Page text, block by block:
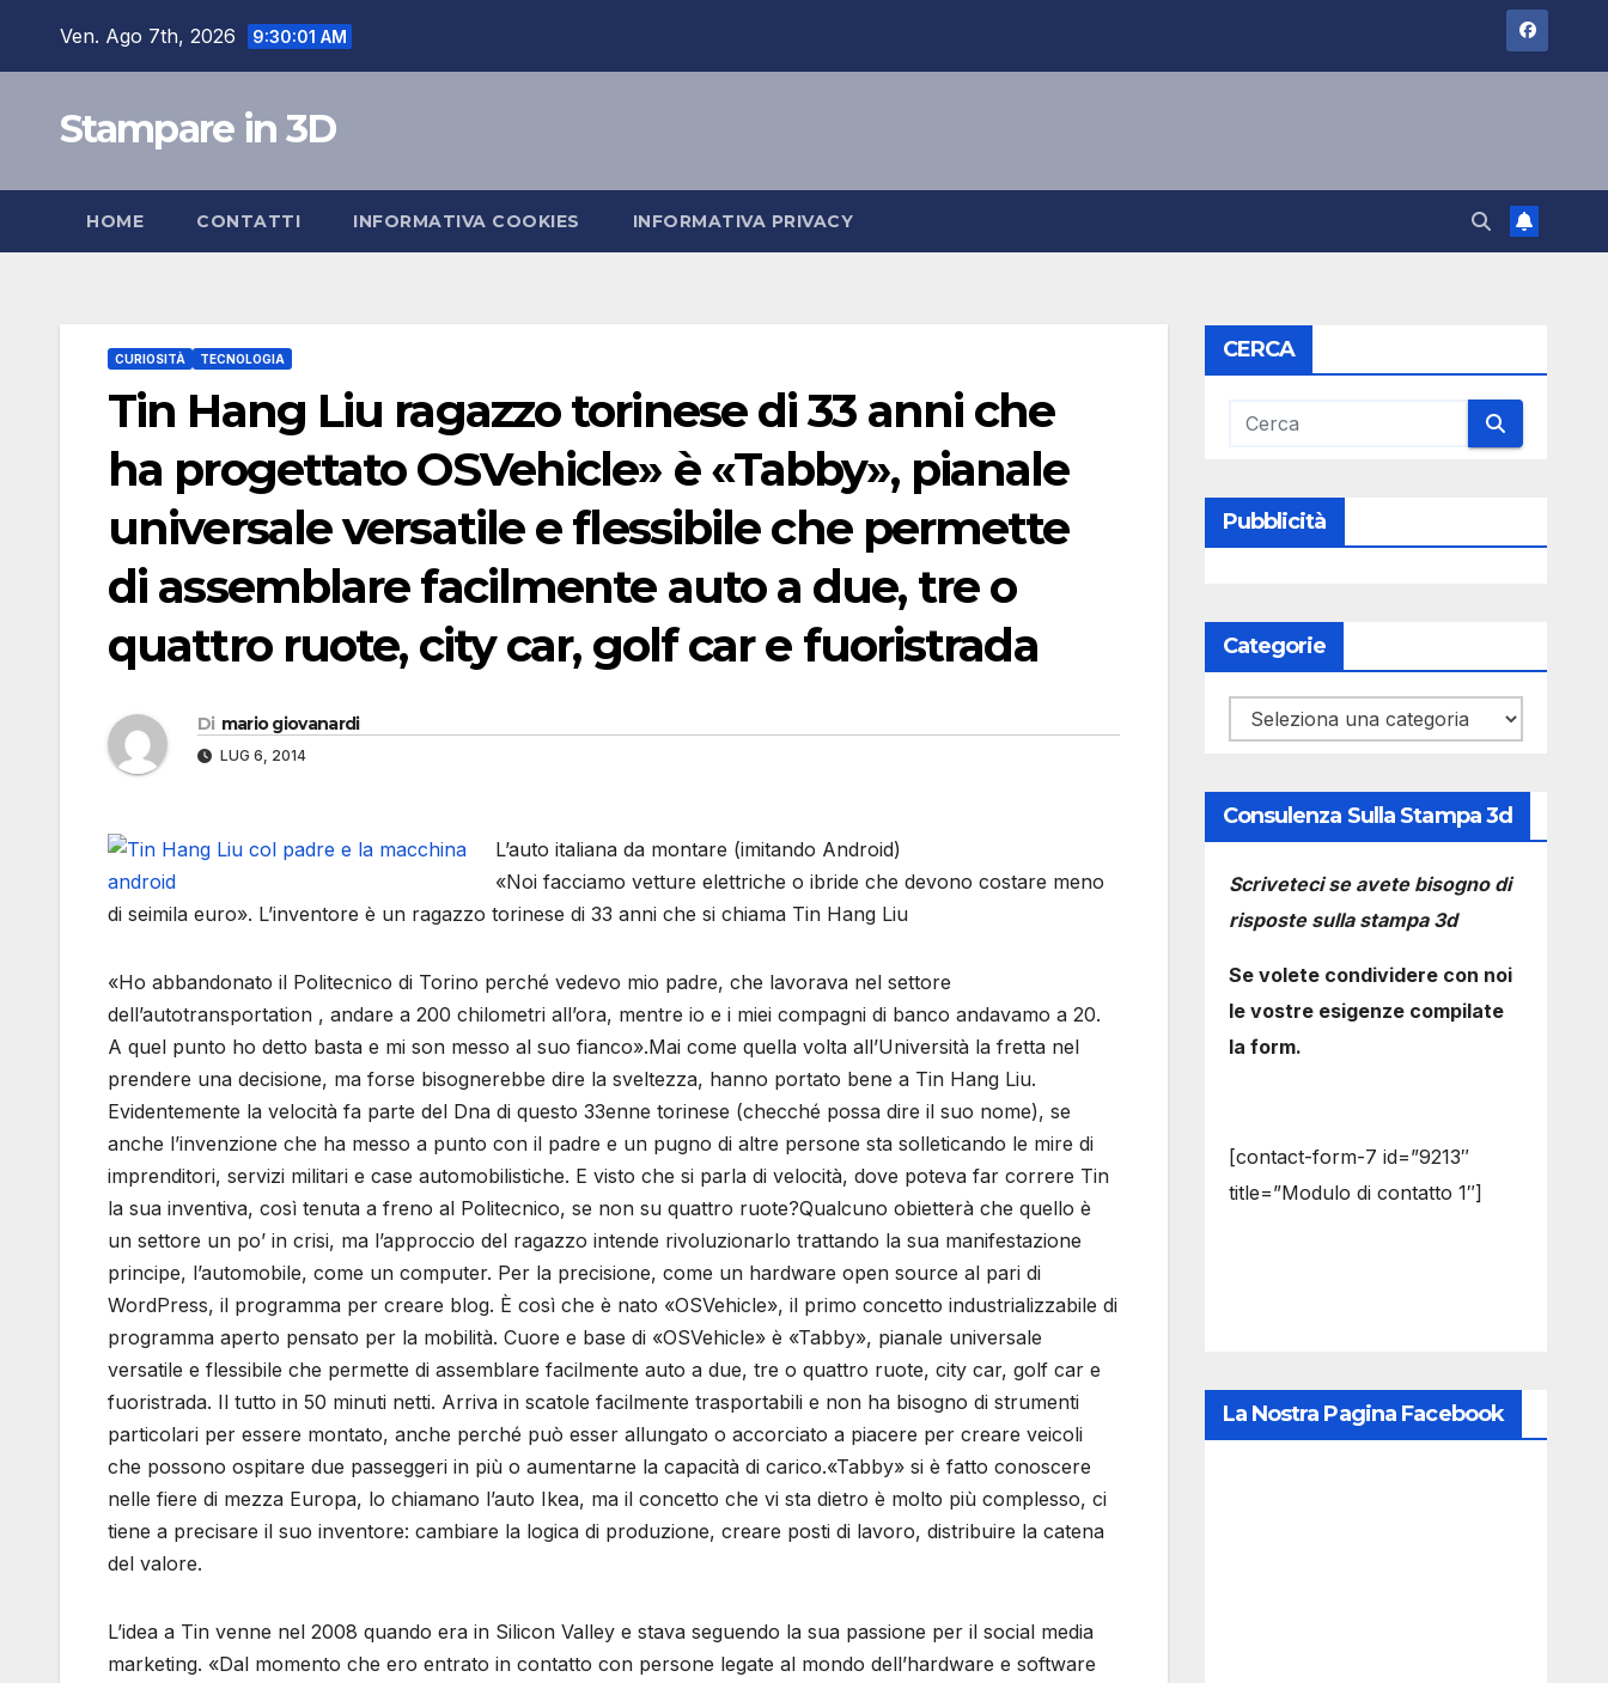
Ven. Ago 7th, 2026 9:30:02 AM
Stampare in 3D
HOME CONTATTI INFORMATIVA COOKIES INFORMATIVA PRIVACY
CURIOSITÀ TECNOLOGIA
Tin Hang Liu ragazzo torinese di 33 anni che
ha progettato OSVehicle» è «Tabby», pianale
universale versatile e flessibile che permette
di assemblare facilmente auto a due, tre o
quattro ruote, city car, golf car e fuoristrada
Di mario giovanardi
LUG 6, 2014
L’auto italiana da montare (imitando Android)
«Noi facciamo vetture elettriche o ibride che devono costare meno
di seimila euro». L’inventore è un ragazzo torinese di 33 anni che si chiama Tin Hang Liu
«Ho abbandonato il Politecnico di Torino perché vedevo mio padre, che lavorava nel settore
dell’autotransportation , andare a 200 chilometri all’ora, mentre io e i miei compagni di banco andavamo a 20.
A quel punto ho detto basta e mi son messo al suo fianco».Mai come quella volta all’Università la fretta nel
prendere una decisione, ma forse bisognerebbe dire la sveltezza, hanno portato bene a Tin Hang Liu.
Evidentemente la velocità fa parte del Dna di questo 33enne torinese (checché possa dire il suo nome), se
anche l’invenzione che ha messo a punto con il padre e un pugno di altre persone sta solleticando le mire di
imprenditori, servizi militari e case automobilistiche. E visto che si parla di velocità, dove poteva far correre Tin
la sua inventiva, così tenuta a freno al Politecnico, se non su quattro ruote?Qualcuno obietterà che quello è
un settore un po’ in crisi, ma l’approccio del ragazzo intende rivoluzionarlo trattando la sua manifestazione
principe, l’automobile, come un computer. Per la precisione, come un hardware open source al pari di
WordPress, il programma per creare blog. È così che è nato «OSVehicle», il primo concetto industrializzabile di
programma aperto pensato per la mobilità. Cuore e base di «OSVehicle» è «Tabby», pianale universale
versatile e flessibile che permette di assemblare facilmente auto a due, tre o quattro ruote, city car, golf car e
fuoristrada. Il tutto in 50 minuti netti. Arriva in scatole facilmente trasportabili e non ha bisogno di strumenti
particolari per essere montato, anche perché può esser allungato o accorciato a piacere per creare veicoli
che possono ospitare due passeggeri in più o aumentarne la capacità di carico.«Tabby» si è fatto conoscere
nelle fiere di mezza Europa, lo chiamano l’auto Ikea, ma il concetto che vi sta dietro è molto più complesso, ci
tiene a precisare il suo inventore: cambiare la logica di produzione, creare posti di lavoro, distribuire la catena
del valore.
L’idea a Tin venne nel 2008 quando era in Silicon Valley e stava seguendo la sua passione per il social media
marketing. «Dal momento che ero entrato in contatto con persone legate al mondo dell’hardware e software
CERCA
Pubblicità
Categorie
Categorie
Consulenza Sulla Stampa 3d
Scriveteci se avete bisogno di
risposte sulla stampa 3d
Se volete condividere con noi
le vostre esigenze compilate
la form.
[contact-form-7 id=”9213″
title=”Modulo di contatto 1″]
La Nostra Pagina Facebook